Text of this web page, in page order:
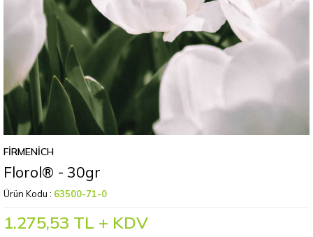
FIRMENICH
Florol® - 30gr
Ürün Kodu : 63500-71-0
1.275,53 TL + KDV